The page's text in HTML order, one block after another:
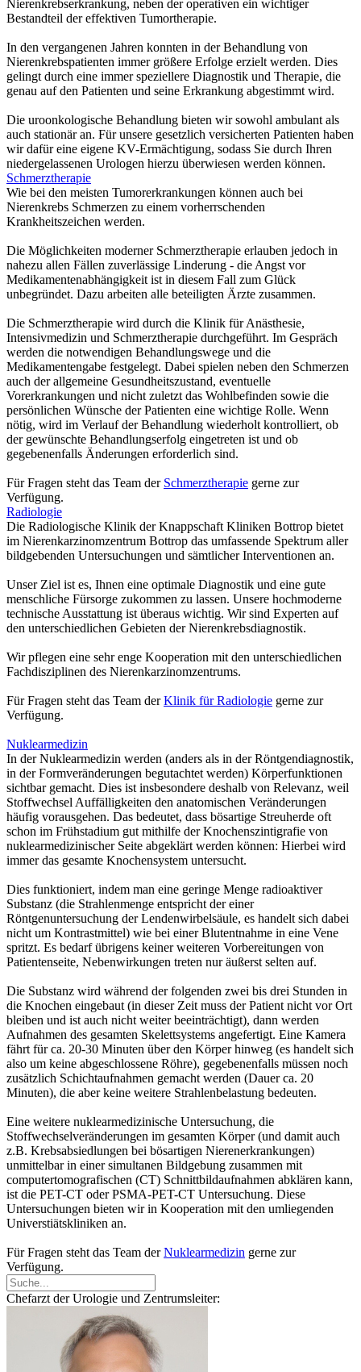
Nierenkrebserkrankung, neben der operativen ein wichtiger
Bestandteil der effektiven Tumortherapie.
In den vergangenen Jahren konnten in der Behandlung von
Nierenkrebspatienten immer größere Erfolge erzielt werden. Dies
gelingt durch eine immer speziellere Diagnostik und Therapie, die
genau auf den Patienten und seine Erkrankung abgestimmt wird.
Die uroonkologische Behandlung bieten wir sowohl ambulant als
auch stationär an. Für unsere gesetzlich versicherten Patienten haben
wir dafür eine eigene KV-Ermächtigung, sodass Sie durch Ihren
niedergelassenen Urologen hierzu überwiesen werden können.
Schmerztherapie
Wie bei den meisten Tumorerkrankungen können auch bei
Nierenkrebs Schmerzen zu einem vorherrschenden
Krankheitszeichen werden.
Die Möglichkeiten moderner Schmerztherapie erlauben jedoch in
nahezu allen Fällen zuverlässige Linderung - die Angst vor
Medikamentenabhängigkeit ist in diesem Fall zum Glück
unbegründet. Dazu arbeiten alle beteiligten Ärzte zusammen.
Die Schmerztherapie wird durch die Klinik für Anästhesie,
Intensivmedizin und Schmerztherapie durchgeführt. Im Gespräch
werden die notwendigen Behandlungswege und die
Medikamentengabe festgelegt. Dabei spielen neben den Schmerzen
auch der allgemeine Gesundheitszustand, eventuelle
Vorerkrankungen und nicht zuletzt das Wohlbefinden sowie die
persönlichen Wünsche der Patienten eine wichtige Rolle. Wenn
nötig, wird im Verlauf der Behandlung wiederholt kontrolliert, ob
der gewünschte Behandlungserfolg eingetreten ist und ob
gegebenenfalls Änderungen erforderlich sind.
Für Fragen steht das Team der Schmerztherapie gerne zur
Verfügung.
Radiologie
Die Radiologische Klinik der Knappschaft Kliniken Bottrop bietet
im Nierenkarzinomzentrum Bottrop das umfassende Spektrum aller
bildgebenden Untersuchungen und sämtlicher Interventionen an.
Unser Ziel ist es, Ihnen eine optimale Diagnostik und eine gute
menschliche Fürsorge zukommen zu lassen. Unsere hochmoderne
technische Ausstattung ist überaus wichtig. Wir sind Experten auf
den unterschiedlichen Gebieten der Nierenkrebsdiagnostik.
Wir pflegen eine sehr enge Kooperation mit den unterschiedlichen
Fachdisziplinen des Nierenkarzinomzentrums.
Für Fragen steht das Team derKlinik für Radiologie gerne zur
Verfügung.
Nuklearmedizin
In der Nuklearmedizin werden (anders als in der Röntgendiagnostik,
in der Formveränderungen begutachtet werden) Körperfunktionen
sichtbar gemacht. Dies ist insbesondere deshalb von Relevanz, weil
Stoffwechsel Auffälligkeiten den anatomischen Veränderungen
häufig vorausgehen. Das bedeutet, dass bösartige Streuherde oft
schon im Frühstadium gut mithilfe der Knochenszintigrafie von
nuklearmedizinischer Seite abgeklärt werden können: Hierbei wird
immer das gesamte Knochensystem untersucht.
Dies funktioniert, indem man eine geringe Menge radioaktiver
Substanz (die Strahlenmenge entspricht der einer
Röntgenuntersuchung der Lendenwirbelsäule, es handelt sich dabei
nicht um Kontrastmittel) wie bei einer Blutentnahme in eine Vene
spritzt. Es bedarf übrigens keiner weiteren Vorbereitungen von
Patientenseite, Nebenwirkungen treten nur äußerst selten auf.
Die Substanz wird während der folgenden zwei bis drei Stunden in
die Knochen eingebaut (in dieser Zeit muss der Patient nicht vor Ort
bleiben und ist auch nicht weiter beeinträchtigt), dann werden
Aufnahmen des gesamten Skelettsystems angefertigt. Eine Kamera
fährt für ca. 20-30 Minuten über den Körper hinweg (es handelt sich
also um keine abgeschlossene Röhre), gegebenenfalls müssen noch
zusätzlich Schichtaufnahmen gemacht werden (Dauer ca. 20
Minuten), die aber keine weitere Strahlenbelastung bedeuten.
Eine weitere nuklearmedizinische Untersuchung, die
Stoffwechselveränderungen im gesamten Körper (und damit auch
z.B. Krebsabsiedlungen bei bösartigen Nierenerkrankungen)
unmittelbar in einer simultanen Bildgebung zusammen mit
computertomografischen (CT) Schnittbildaufnahmen abklären kann,
ist die PET-CT oder PSMA-PET-CT Untersuchung. Diese
Untersuchungen bieten wir in Kooperation mit den umliegenden
Universtiätskliniken an.
Für Fragen steht das Team derNuklearmedizin gerne zur
Verfügung.
Chefarzt der Urologie und Zentrumsleiter: